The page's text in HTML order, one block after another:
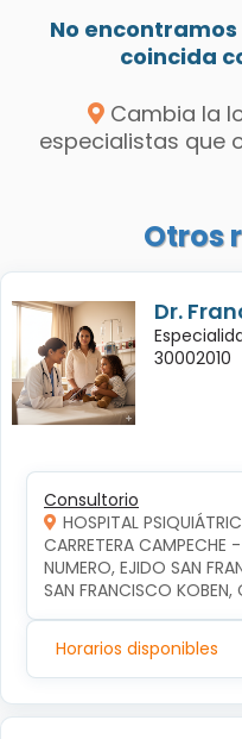
No
coincida
Cambia la
especialistas que
Otros
Dr.
30002010
Consultorio
HOSPITAL
CARRETERA CAMPECHE
NUMERO, EJIDO SAN
SAN FRANCISCO KOBEN,
Horarios disponibles